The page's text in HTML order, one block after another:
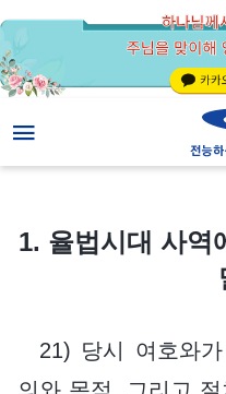
1. 율법시대 사역에 대해 밝힌
1. 율법시대 사역
21) 당시 여호와
의와 목적, 그리고